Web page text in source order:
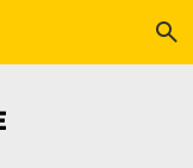
search